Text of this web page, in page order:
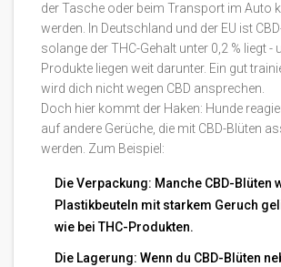
der Tasche oder beim Transport im Auto
werden. In Deutschland und der EU ist
solange der THC-Gehalt unter 0,2 % liegt -
Produkte liegen weit darunter. Ein gut
wird dich nicht wegen CBD ansprechen.
Doch hier kommt der Haken: Hunde
auf andere Gerüche, die mit CBD-Blüten
werden. Zum Beispiel:
Die Verpackung: Manche CBD-Blüten
Plastikbeuteln mit starkem Geruch
wie bei THC-Produkten.
Die Lagerung: Wenn du CBD-Blüten